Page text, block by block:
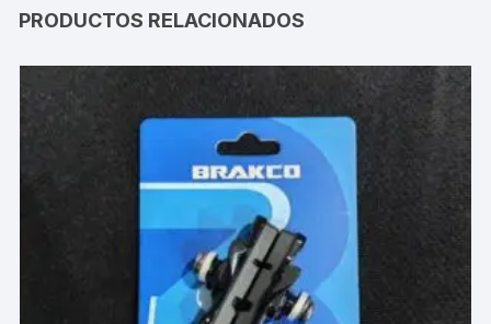
PRODUCTOS RELACIONADOS